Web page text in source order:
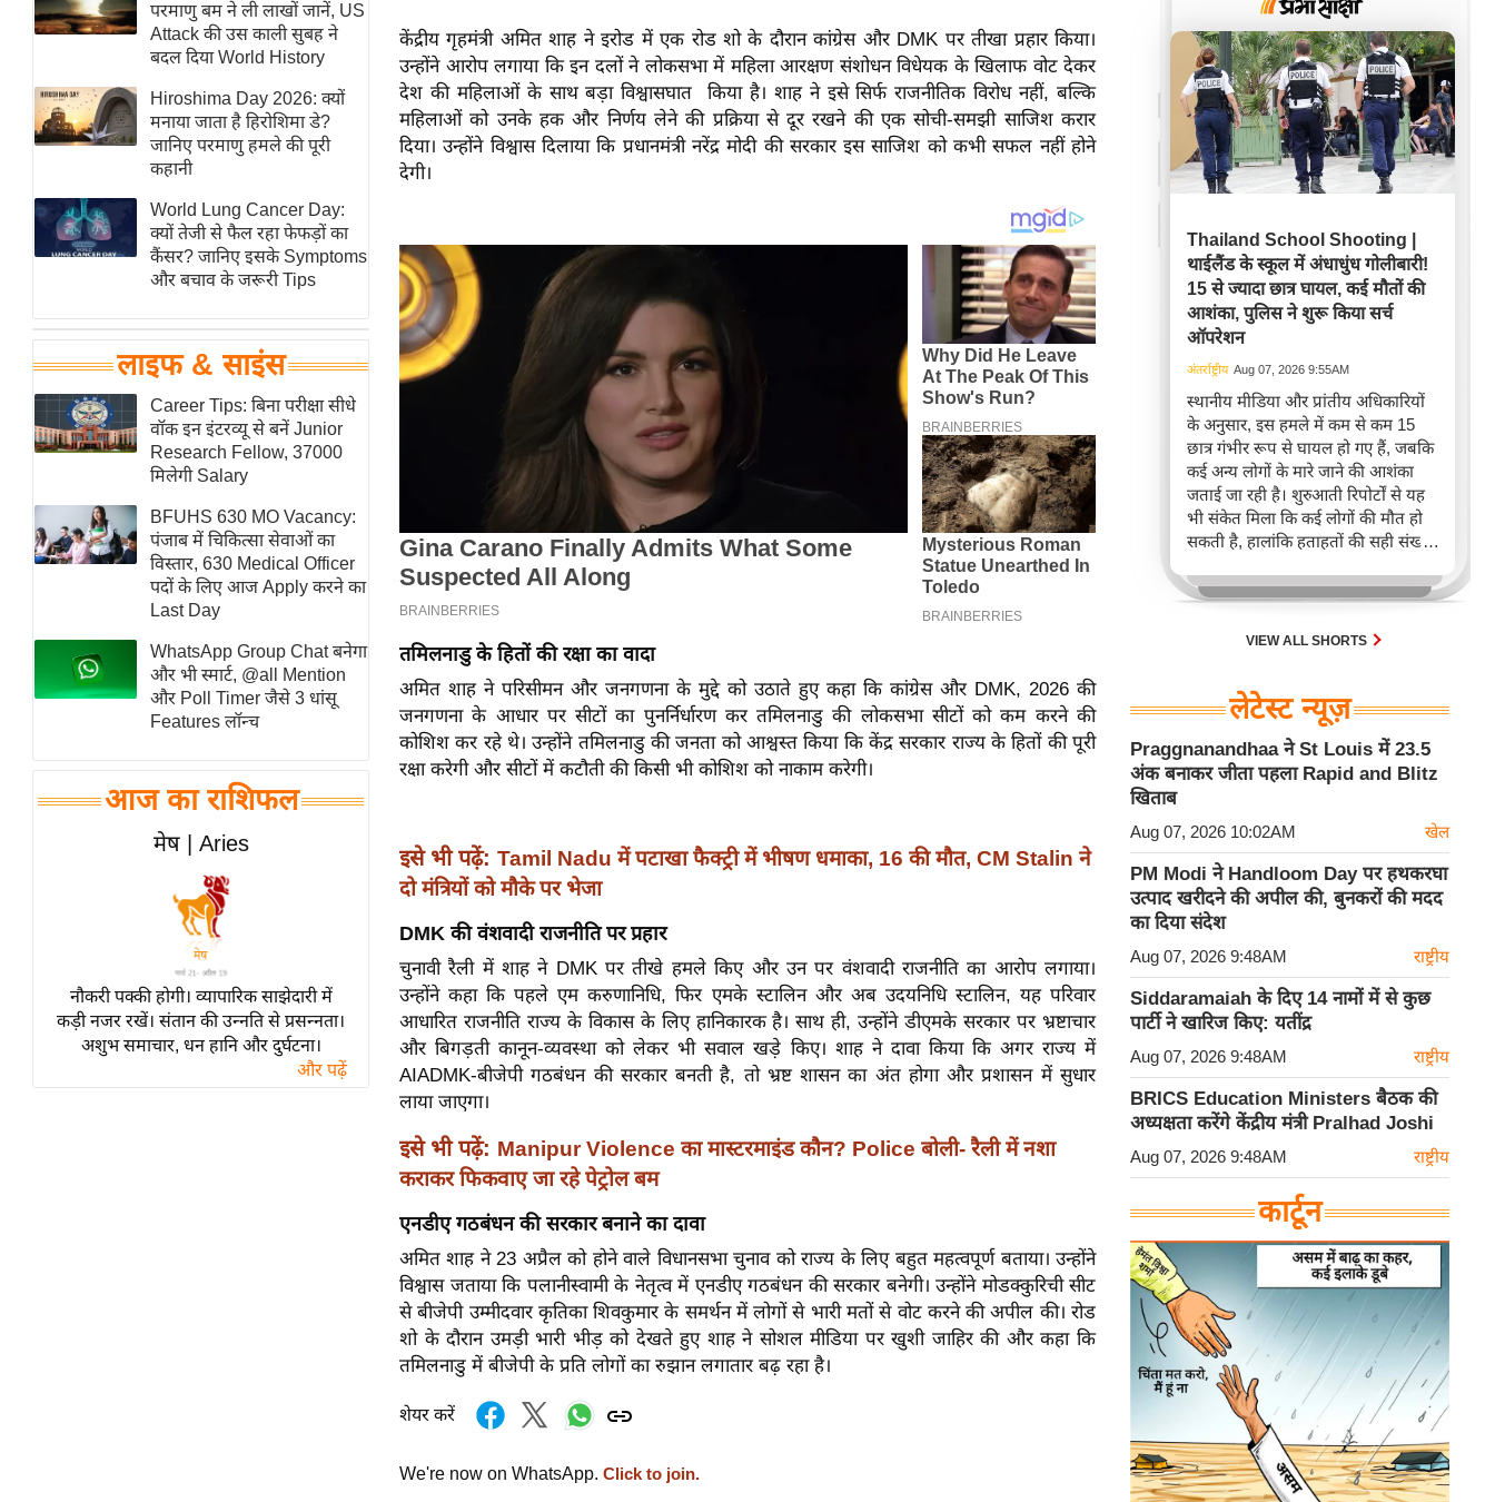
न्यूज ब्रीफ
मनोरंजन जगत
बॉलीवुड
हॉलीवुड
फिल्म समीक्षा
News
लाइफस्टाइल
टेक्नॉलॉजी
ब्यूटी/फैशन
घरेलू नुस्खे
पर्यटन स्थल
फिटनेस मंत्रा
रिलेशनशिप
विश्लेषण
समसामयिक
मातृभूमि
स्तंभ
एम.
आर.
चाय पर
समीक्षा
व्रत
त्योहार
राशिफल
विशेष
परमाणु बम ने ली लाखों जानें, US
Attack की उस काली सुबह ने
बदल दिया World History
Hiroshima Day 2026: क्यों
मनाया जाता है हिरोशिमा डे?
जानिए परमाणु हमले की पूरी
कहानी
World Lung Cancer Day:
क्यों तेजी से फैल रहा फेफड़ों का
कैंसर? जानिए इसके Symptoms
और बचाव के जरूरी Tips
लाइफ & साइंस
Career Tips: बिना परीक्षा सीधे
वॉक इन इंटरव्यू से बनें Junior
Research Fellow, 37000
मिलेगी Salary
BFUHS 630 MO Vacancy:
पंजाब में चिकित्सा सेवाओं का
विस्तार, 630 Medical Officer
पदों के लिए आज Apply करने का
Last Day
WhatsApp Group Chat बनेगा
और भी स्मार्ट, @all Mention
और Poll Timer जैसे 3 धांसू
Features लॉन्च
आज का राशिफल
मेष | Aries
नौकरी पक्की होगी। व्यापारिक साझेदारी में
कड़ी नजर रखें। संतान की उन्नति से प्रसन्नता।
अशुभ समाचार, धन हानि और दुर्घटना।
और पढ़ें
केंद्रीय गृहमंत्री अमित शाह ने इरोड में एक रोड शो के दौरान कांग्रेस और DMK पर तीखा प्रहार किया।
उन्होंने आरोप लगाया कि इन दलों ने लोकसभा में महिला आरक्षण संशोधन विधेयक के खिलाफ वोट देकर
देश की महिलाओं के साथ बड़ा विश्वासघात किया है। शाह ने इसे सिर्फ राजनीतिक विरोध नहीं, बल्कि
महिलाओं को उनके हक और निर्णय लेने की प्रक्रिया से दूर रखने की एक सोची-समझी साजिश करार
दिया। उन्होंने विश्वास दिलाया कि प्रधानमंत्री नरेंद्र मोदी की सरकार इस साजिश को कभी सफल नहीं होने
देगी।
तमिलनाडु के हितों की रक्षा का वादा
अमित शाह ने परिसीमन और जनगणना के मुद्दे को उठाते हुए कहा कि कांग्रेस और DMK, 2026 की
जनगणना के आधार पर सीटों का पुनर्निर्धारण कर तमिलनाडु की लोकसभा सीटों को कम करने की
कोशिश कर रहे थे। उन्होंने तमिलनाडु की जनता को आश्वस्त किया कि केंद्र सरकार राज्य के हितों की पूरी
रक्षा करेगी और सीटों में कटौती की किसी भी कोशिश को नाकाम करेगी।
इसे भी पढ़ें: Tamil Nadu में पटाखा फैक्ट्री में भीषण धमाका, 16 की मौत, CM Stalin ने
दो मंत्रियों को मौके पर भेजा
DMK की वंशवादी राजनीति पर प्रहार
चुनावी रैली में शाह ने DMK पर तीखे हमले किए और उन पर वंशवादी राजनीति का आरोप लगाया।
उन्होंने कहा कि पहले एम करुणानिधि, फिर एमके स्टालिन और अब उदयनिधि स्टालिन, यह परिवार
आधारित राजनीति राज्य के विकास के लिए हानिकारक है। साथ ही, उन्होंने डीएमके सरकार पर भ्रष्टाचार
और बिगड़ती कानून-व्यवस्था को लेकर भी सवाल खड़े किए। शाह ने दावा किया कि अगर राज्य में
AIADMK-बीजेपी गठबंधन की सरकार बनती है, तो भ्रष्ट शासन का अंत होगा और प्रशासन में सुधार
लाया जाएगा।
इसे भी पढ़ें: Manipur Violence का मास्टरमाइंड कौन? Police बोली- रैली में नशा
कराकर फिकवाए जा रहे पेट्रोल बम
एनडीए गठबंधन की सरकार बनाने का दावा
अमित शाह ने 23 अप्रैल को होने वाले विधानसभा चुनाव को राज्य के लिए बहुत महत्वपूर्ण बताया। उन्होंने
विश्वास जताया कि पलानीस्वामी के नेतृत्व में एनडीए गठबंधन की सरकार बनेगी। उन्होंने मोडक्कुरिची सीट
से बीजेपी उम्मीदवार कृतिका शिवकुमार के समर्थन में लोगों से भारी मतों से वोट करने की अपील की। रोड
शो के दौरान उमड़ी भारी भीड़ को देखते हुए शाह ने सोशल मीडिया पर खुशी जाहिर की और कहा कि
तमिलनाडु में बीजेपी के प्रति लोगों का रुझान लगातार बढ़ रहा है।
शेयर करें
We're now on WhatsApp. Click to join.
Thailand School Shooting |
थाईलैंड के स्कूल में अंधाधुंध गोलीबारी!
15 से ज्यादा छात्र घायल, कई मौतों की
आशंका, पुलिस ने शुरू किया सर्च
ऑपरेशन
अंतर्राष्ट्रीय Aug 07, 2026 9:55AM
स्थानीय मीडिया और प्रांतीय अधिकारियों
के अनुसार, इस हमले में कम से कम 15
छात्र गंभीर रूप से घायल हो गए हैं, जबकि
कई अन्य लोगों के मारे जाने की आशंका
जताई जा रही है। शुरुआती रिपोर्टों से यह
भी संकेत मिला कि कई लोगों की मौत हो
सकती है, हालांकि हताहतों की सही संख्या
VIEW ALL SHORTS
लेटेस्ट न्यूज़
Praggnanandhaa ने St Louis में 23.5
अंक बनाकर जीता पहला Rapid and Blitz
खिताब
Aug 07, 2026 10:02AM खेल
PM Modi ने Handloom Day पर हथकरघा
उत्पाद खरीदने की अपील की, बुनकरों की मदद
का दिया संदेश
Aug 07, 2026 9:48AM राष्ट्रीय
Siddaramaiah के दिए 14 नामों में से कुछ
पार्टी ने खारिज किए: यतींद्र
Aug 07, 2026 9:48AM राष्ट्रीय
BRICS Education Ministers बैठक की
अध्यक्षता करेंगे केंद्रीय मंत्री Pralhad Joshi
Aug 07, 2026 9:48AM राष्ट्रीय
कार्टून